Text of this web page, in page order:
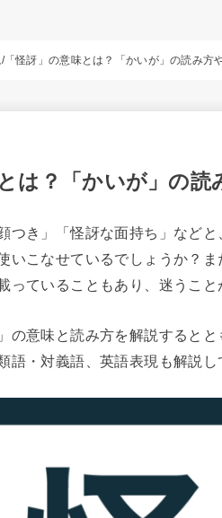
「怪訝」の意味とは？「かいが」の読み方
は？「かいが」の
つき」「怪訝な面持ち」など
いこなせているでしょうか？
っていることもあり、迷うこと
の意味と読み方を解説すると
語・対義語、英語表現も解説し